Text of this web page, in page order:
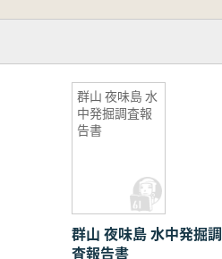
群山 夜味島 水
中発掘調査報
告書
群山 夜味島 水中発掘調
査報告書